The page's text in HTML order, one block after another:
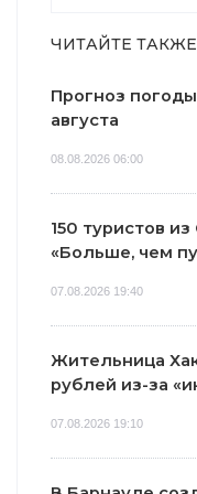
ЧИТАЙТЕ
Прогноз
августа
08.08.2026 06:00
150 туристов
«Больше, чем
07.08.2026 19:40
Жительница
рублей из-за
07.08.2026 19:10